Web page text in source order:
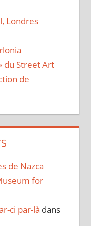
Londres
du Street Art
de
de Nazca
for
ci par-là dans